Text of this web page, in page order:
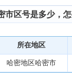
市区号是多少，
所在地区
哈密地区哈密市